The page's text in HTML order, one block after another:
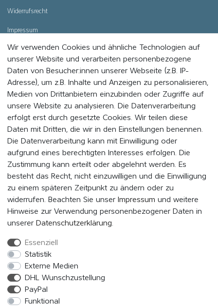
Widerrufsrecht
Impressum
Datenschutz
Cookie - Einstellungen
WERDE MITGLIED UND BLEIBE IMMER AUF DEM
LAUFENDEN
Indem Du auf „MITMACHEN“ klickst, erklärst du dich damit einverstanden,
als Mitglied vom EVENaBAG Newsletter, Neuheiten, Aktionen und
Werbeangebote zu erhalten.
Abonnieren
Hiermit bestätige ich, dass ich die Daten­schutz­erklärung gelesen
FOLGE UNS
Wir verwenden Cookies und ähnliche Technologien auf
unserer Website und verarbeiten personenbezogene
Daten von Besucher:innen unserer Webseite (z.B. IP-
Adresse), um z.B. Inhalte und Anzeigen zu personalisieren,
Medien von Drittanbietern einzubinden oder Zugriffe auf
unsere Website zu analysieren. Die Datenverarbeitung
erfolgt erst durch gesetzte Cookies. Wir teilen diese
Daten mit Dritten, die wir in den Einstellungen benennen.
Die Datenverarbeitung kann mit Einwilligung oder
aufgrund eines berechtigten Interesses erfolgen. Die
Zustimmung kann erteilt oder abgelehnt werden. Es
besteht das Recht, nicht einzuwilligen und die Einwilligung
zu einem späteren Zeitpunkt zu ändern oder zu
widerrufen. Beachten Sie unser Impressum und weitere
Hinweise zur Verwendung personenbezogener Daten in
unserer Daten­schutz­erklärung
Essenziell
Statistik
Externe Medien
DHL Wunschzustellung
PayPal
Funktional